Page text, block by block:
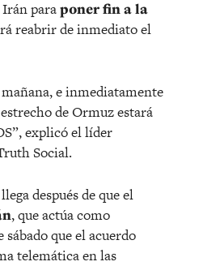
paraponer fin a la
reabrir de inmediato el
e inmediatamente
de Ormuz estará
explicó el líder
Social.
llega después de que el
, que actúa como
que el acuerdo
telemática en las